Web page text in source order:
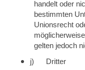
handelt oder
bestimmten
Unionsrecht
gelten jedoch
j) Dritter